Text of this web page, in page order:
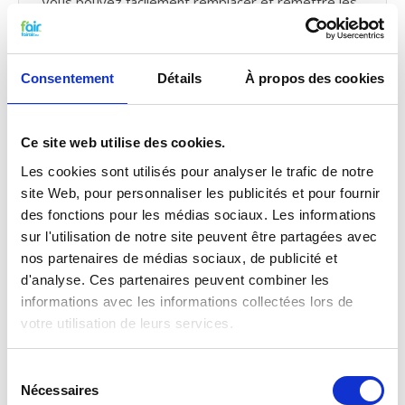
Consentement Détails À propos des cookies
Ce site web utilise des cookies.
Les cookies sont utilisés pour analyser le trafic de notre
site Web, pour personnaliser les publicités et pour fournir
des fonctions pour les médias sociaux. Les informations
sur l'utilisation de notre site peuvent être partagées avec
nos partenaires de médias sociaux, de publicité et
d'analyse. Ces partenaires peuvent combiner les
informations avec les informations collectées lors de
votre utilisation de leurs services.
Nécessaires
filtres VMC de fairair pour Vallox ValloPlus 350
mécanique avec récupération de chaleur. Consultez
notre manuel
pour remplacer votre filtre pour
vous-mêmeen traitant votre système
Qualité G4 pour le prix G3
Les filtres G3 f’air ont une capture de 92%. La
capture des filtres G3, selon les normes prescrites
EN779 doivent être entre 80% et 90%. Cela
signifie concrètement que les filtres G3 f’air ont
une efficacité plus élevée et capturent donc plus de
saletés que prescrit par la norme. Vous êtes donc
assuré de filtres de haute qualité à un prix
normes de filtrage